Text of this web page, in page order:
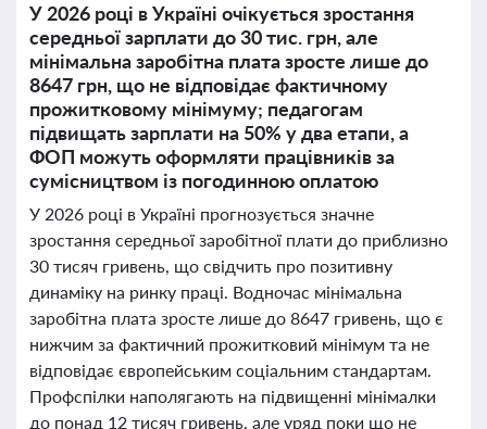
У 2026 році в Україні очікується зростання
середньої зарплати до 30 тис. грн, але
мінімальна заробітна плата зросте лише до
8647 грн, що не відповідає фактичному
прожитковому мінімуму; педагогам
підвищать зарплати на 50% у два етапи, а
ФОП можуть оформляти працівників за
сумісництвом із погодинною оплатою
У 2026 році в Україні прогнозується значне
зростання середньої заробітної плати до приблизно
30 тисяч гривень, що свідчить про позитивну
динаміку на ринку праці. Водночас мінімальна
заробітна плата зросте лише до 8647 гривень, що є
нижчим за фактичний прожитковий мінімум та не
відповідає європейським соціальним стандартам.
Профспілки наполягають на підвищенні мінімалки
до понад 12 тисяч гривень, але уряд поки що не